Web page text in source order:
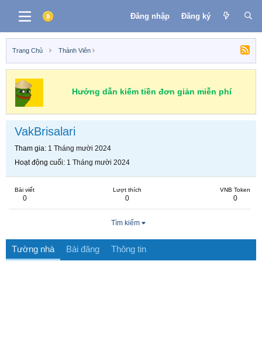
Đăng nhập Đăng ký
Trang Chủ Thành Viên
Hướng dẫn kiếm tiền đơn giản miễn phí
VakBrisalari
Tham gia 1 Tháng mười 2024
Hoạt động cuối 1 Tháng mười 2024
Bài viết
0
Lượt thích
0
VNB Token
0
Tìm kiếm
Tường nhà Bài đăng Thông tin